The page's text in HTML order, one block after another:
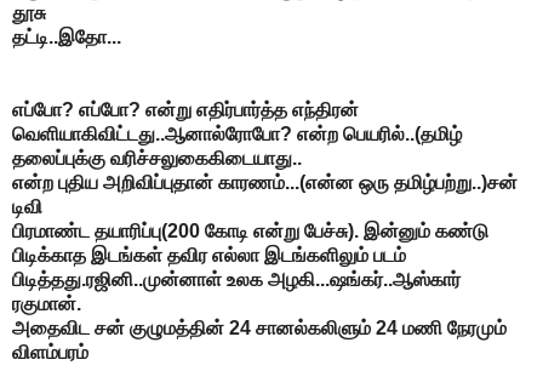
தூசு
தட்டி..இதோ...
எப்போ? எப்போ? என்று எதிர்பார்த்த எந்திரன்
வெளியாகிவிட்டது..ஆனால்ரோபோ? என்ற பெயரில்..(தமிழ்
தலைப்புக்கு வரிச்சலுகைகிடையாது..
என்ற புதிய அறிவிப்புதான் காரணம்...(என்ன ஒரு தமிழ்பற்று..)சன்
டிவி
பிரமாண்ட தயாரிப்பு(200 கோடி என்று பேச்சு). இன்னும் கண்டு
பிடிக்காத இடங்கள் தவிர எல்லா இடங்களிலும் படம்
பிடித்தது.ரஜினி..முன்னாள் உலக அழகி...ஷங்கர்..ஆஸ்கார்
ரகுமான்.
அதைவிட சன் குழுமத்தின் 24 சானல்கலிளும் 24 மணி நேரமும்
விளம்பரம்